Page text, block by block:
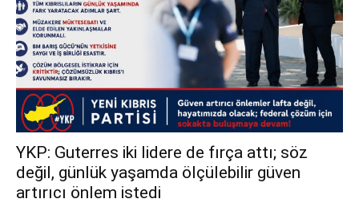
YKP: Guterres iki lidere de fırça attı; söz
değil, günlük yaşamda ölçülebilir güven
artırıcı önlem istedi